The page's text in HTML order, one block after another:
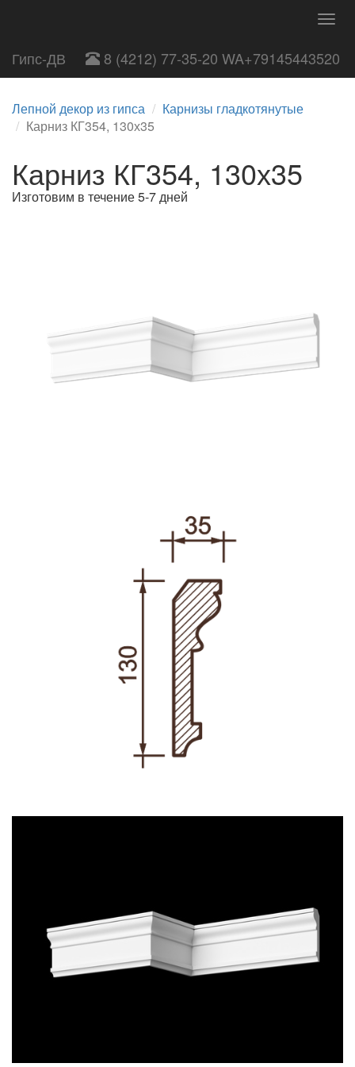
Гипс-ДВ 8 (4212) 77-35-20 WA+79145443520
Лепной декор из гипса
Карнизы гладкотянутые
Карниз КГ354, 130х35
Карниз КГ354, 130х35
Изготовим в течение 5-7 дней